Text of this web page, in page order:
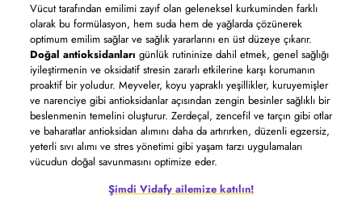
Vücut tarafından emilimi zayıf olan geleneksel kurkuminden farklı
olarak bu formülasyon, hem suda hem de yağlarda çözünerek
optimum emilim sağlar ve sağlık yararlarını en üst düzeye çıkarır.
Doğal antioksidanları günlük rutininize dahil etmek, genel sağlığı
iyileştirmenin ve oksidatif stresin zararlı etkilerine karşı korumanın
proaktif bir yoludur. Meyveler, koyu yapraklı yeşillikler, kuruyemişler
ve narenciye gibi antioksidanlar açısından zengin besinler sağlıklı bir
beslenmenin temelini oluşturur. Zerdeçal, zencefil ve tarçın gibi otlar
ve baharatlar antioksidan alımını daha da artırırken, düzenli egzersiz,
yeterli sıvı alımı ve stres yönetimi gibi yaşam tarzı uygulamaları
vücudun doğal savunmasını optimize eder.
Şimdi Vidafy ailemize katılın!